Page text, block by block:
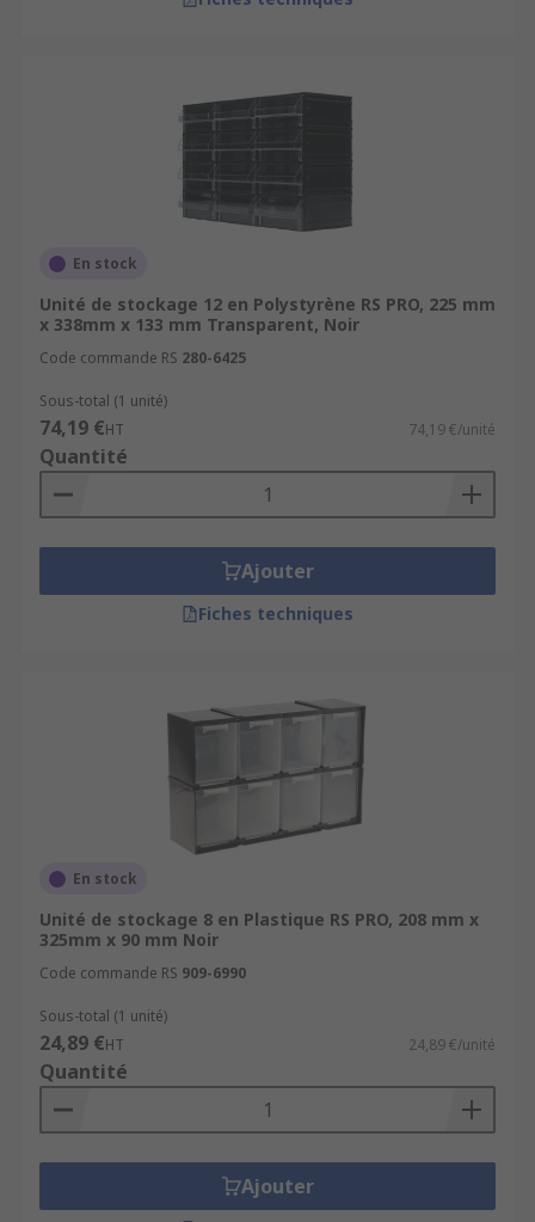
En stock
Unité de stockage 12 en Polystyrène RS PRO, 225 mm
x 338mm x 133 mm Transparent, Noir
Code commande RS 280-6425
Sous-total (1 unité)
74,19 €HT 74,19 €/unité
Quantité
Ajouter
Fiches techniques
En stock
Unité de stockage 8 en Plastique RS PRO, 208 mm x
325mm x 90 mm Noir
Code commande RS 909-6990
Sous-total (1 unité)
24,89 €HT 24,89 €/unité
Quantité
Ajouter